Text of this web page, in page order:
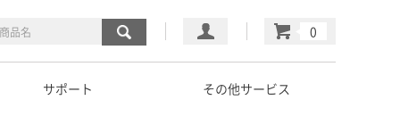
マイページ
カート
サポート その他サービス